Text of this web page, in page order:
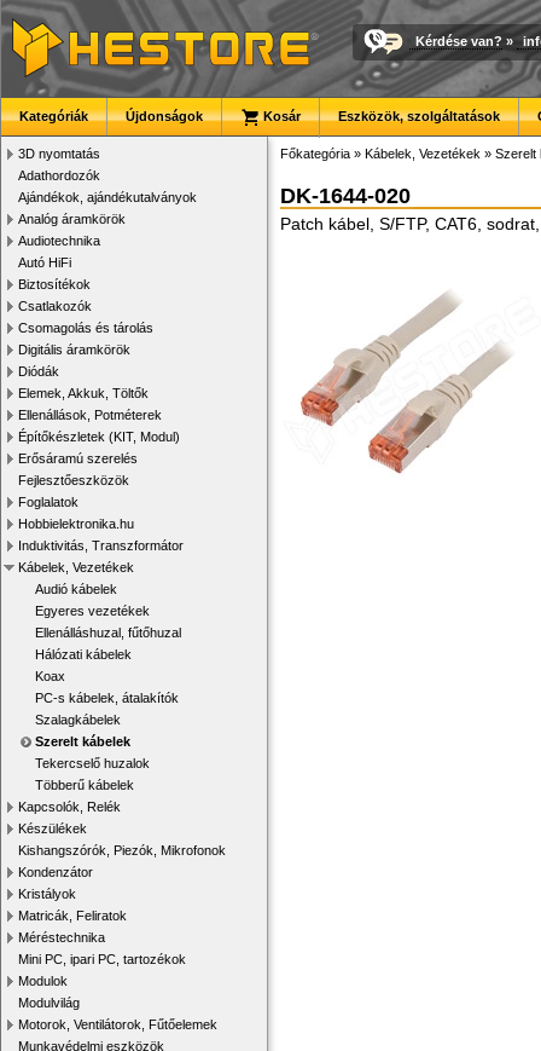
Kérdése van? »
Kategóriák Újdonságok Kosár Eszközök, szolgáltatások
3D nyomtatás
Adathordozók
Ajándékok, ajándékutalványok
Analóg áramkörök
Audiotechnika
Autó HiFi
Biztosítékok
Csatlakozók
Csomagolás és tárolás
Digitális áramkörök
Diódák
Elemek, Akkuk, Töltők
Ellenállások, Potméterek
Építőkészletek (KIT, Modul)
Erősáramú szerelés
Fejlesztőeszközök
Foglalatok
Hobbielektronika.hu
Induktivitás, Transzformátor
Kábelek, Vezetékek
Audió kábelek
Egyeres vezetékek
Ellenálláshuzal, fűtőhuzal
Hálózati kábelek
Koax
PC-s kábelek, átalakítók
Szalagkábelek
Szerelt kábelek
Tekercselő huzalok
Többerű kábelek
Kapcsolók, Relék
Készülékek
Kishangszórók, Piezók, Mikrofonok
Kondenzátor
Kristályok
Matricák, Feliratok
Méréstechnika
Mini PC, ipari PC, tartozékok
Modulok
Modulvilág
Motorok, Ventilátorok, Fűtőelemek
Munkavédelmi eszközök
Főkategória » Kábelek, Vezetékek » Szerelt
DK-1644-020
Patch kábel, S/FTP, CAT6,